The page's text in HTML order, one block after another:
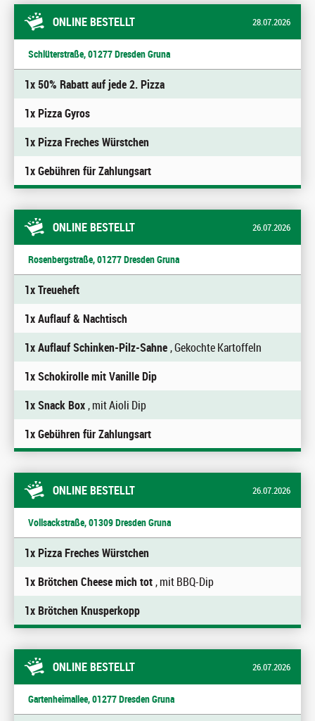
ONLINE BESTELLT 28.07.2026
Schlüterstraße, 01277 Dresden Gruna
1x 50% Rabatt auf jede 2. Pizza
1x Pizza Gyros
1x Pizza Freches Würstchen
1x Gebühren für Zahlungsart
ONLINE BESTELLT 26.07.2026
Rosenbergstraße, 01277 Dresden Gruna
1x Treueheft
1x Auflauf & Nachtisch
1x Auflauf Schinken-Pilz-Sahne, Gekochte Kartoffeln
1x Schokirolle mit Vanille Dip
1x Snack Box, mit Aioli Dip
1x Gebühren für Zahlungsart
ONLINE BESTELLT 26.07.2026
Vollsackstraße, 01309 Dresden Gruna
1x Pizza Freches Würstchen
1x Brötchen Cheese mich tot, mit BBQ-Dip
1x Brötchen Knusperkopp
ONLINE BESTELLT 26.07.2026
Gartenheimallee, 01277 Dresden Gruna